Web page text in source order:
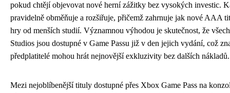
pokud chtějí objevovat nové herní zážitky bez vysokých investic.
pravidelně obměňuje a rozšiřuje, přičemž zahrnuje jak nové AAA
hry od menších studií. Významnou výhodou je skutečnost, že
Studios jsou dostupné v Game Passu již v den jejich vydání, což
předplatitelé mohou hrát nejnovější exkluzivity bez dalších nákladů.
Mezi nejoblíbenější tituly dostupné přes Xbox Game Pass na